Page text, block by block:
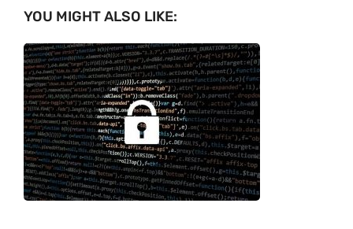
YOU MIGHT ALSO LIKE: